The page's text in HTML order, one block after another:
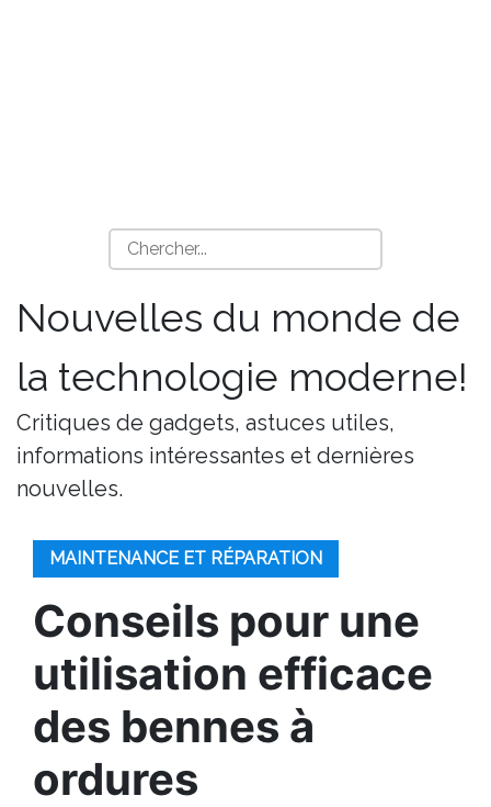
Nouvelles du monde de
la technologie moderne!
Critiques de gadgets, astuces utiles,
informations intéressantes et dernières
nouvelles.
MAINTENANCE ET RÉPARATION
Conseils pour une
utilisation efficace
des bennes à
ordures